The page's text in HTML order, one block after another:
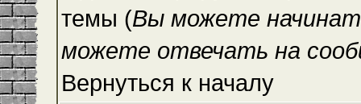
темы (Вы можете
можете отвечать на
Вернуться к началу